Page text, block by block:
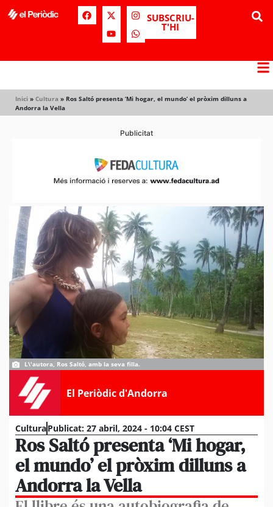
SUBSCRIU-
T'HI
Inici » Cultura » Ros Saltó presenta ‘Mi hogar, el mundo’ el pròxim dilluns a
Andorra la Vella
Publicitat
L\'autora, Ros Saltó, amb la seva filla.
El Periòdic d'Andorra
CulturaPublicat: 27 abril, 2024 - 10:04 CEST
Ros Saltó presenta ‘Mi hogar,
el mundo’ el pròxim dilluns a
Andorra la Vella